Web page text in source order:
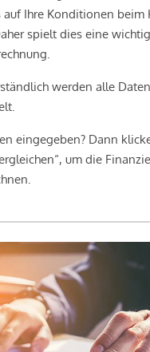
auf Ihre Konditionen beim
spielt dies eine
werden alle
eingegeben? Dann
um die